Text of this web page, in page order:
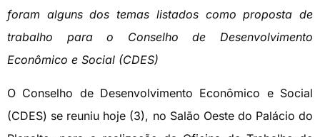
foram alguns dos temas listados como proposta de
trabalho para o Conselho de Desenvolvimento
Econômico e Social (CDES)
O Conselho de Desenvolvimento Econômico e Social
(CDES) se reuniu hoje (3), no Salão Oeste do Palácio do